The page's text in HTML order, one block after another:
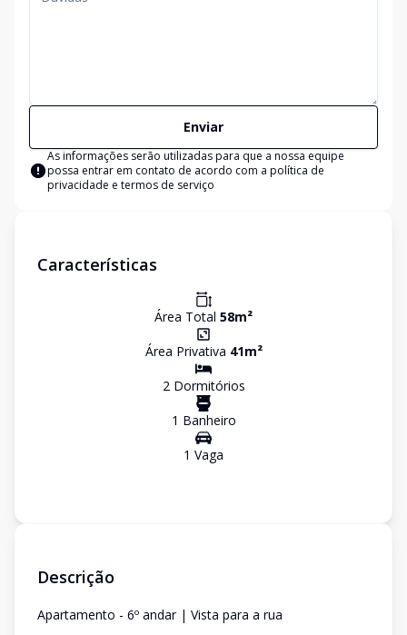
Enviar
As informações serão utilizadas para que a nossa equipe
possa entrar em contato de acordo com a política de
privacidade e termos de serviço
Características
Área Total 58m²
Área Privativa 41m²
2Dormitórios
1 Banheiro
1 Vaga
Descrição
Apartamento - 6º andar | Vista para a rua